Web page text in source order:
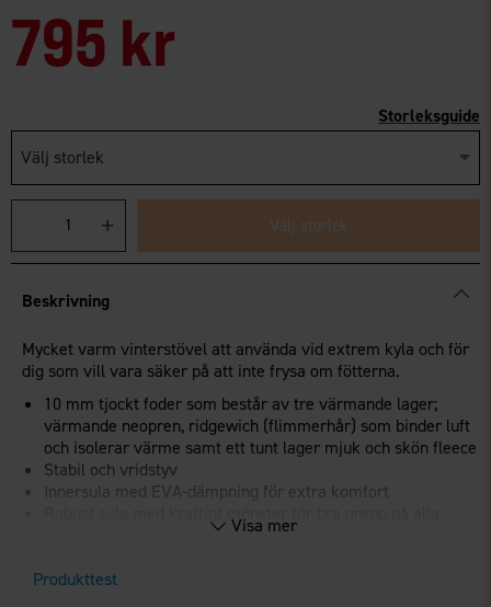
795 kr
Storleksguide
Välj storlek
Välj storlek
Beskrivning
Mycket varm vinterstövel att använda vid extrem kyla och för
dig som vill vara säker på att inte frysa om fötterna.
10 mm tjockt foder som består av tre värmande lager;
värmande neopren, ridgewich (flimmerhår) som binder luft
och isolerar värme samt ett tunt lager mjuk och skön fleece
Stabil och vridstyv
Innersula med EVA-dämpning för extra komfort
I tidningen Jakt och Jägare nr 1 2019 kan man läsa en test
med sju olika vinterstövlar där Brokared Polar kom på andra
Visa mer
Produkttest